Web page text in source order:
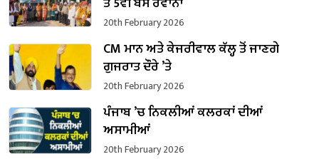
20th February 2026
CM ਮਾਨ ਅਤੇ ਕੇਜਰੀਵਾਲ ਕੱਲ੍ਹ ਤੋਂ ਜਾਣਗੇ
ਗੁਜਰਾਤ ਦੌਰੇ ’ਤੇ
20th February 2026
ਪੰਜਾਬ ’ਚ ਨਿਕਲੀਆਂ ਕਲਰਕਾਂ ਦੀਆਂ
ਅਸਾਮੀਆਂ
20th February 2026